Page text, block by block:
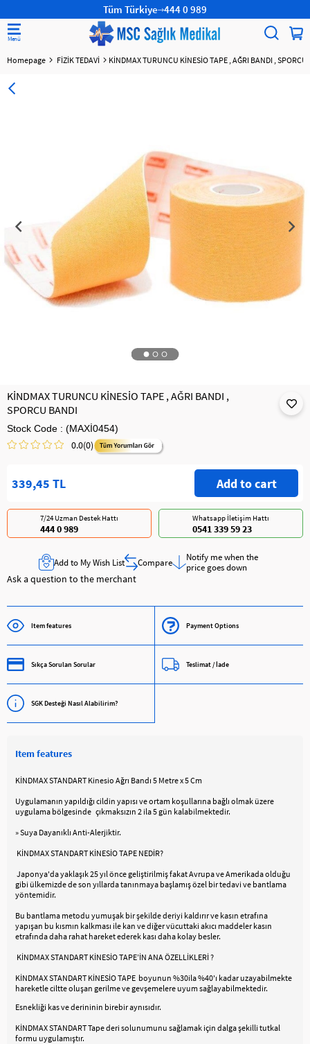
Tüm Türkiye 444 0 989
Homepage FİZİK TEDAVİ KİNDMAX TURUNCU KİNESİO TAPE , AĞRI BANDI , SPORCU
KİNDMAX TURUNCU KİNESİO TAPE , AĞRI BANDI ,
SPORCU BANDI
Stock Code (MAXİ0454)
0.0(0)
339,45 TL
Whatsapp İletişim Hattı
0541 339 59 23
7/24 Uzman Destek Hattı
444 0 989
Add to My Wish List Compare
Notify me when the
price goes down
Ask a question to the merchant
Item features Payment Options
Sıkça Sorulan Sorular Teslimat / İade
SGK Desteği Nasıl Alabilirim?
Item features
KİNDMAX STANDART Kinesio Ağrı Bandı 5 Metre x 5 Cm
Uygulamanın yapıldığı cildin yapısı ve ortam koşullarına bağlı olmak üzere
uygulama bölgesinde çıkmaksızın 2 ila 5 gün kalabilmektedir.
» Suya Dayanıklı Anti-Alerjiktir.
KİNDMAX STANDART KİNESİO TAPE NEDİR?
Japonya'da yaklaşık 25 yıl önce geliştirilmiş fakat Avrupa ve Amerikada olduğu
gibi ülkemizde de son yıllarda tanınmaya başlamış özel bir tedavi ve bantlama
yöntemidir.
Bu bantlama metodu yumuşak bir şekilde deriyi kaldırır ve kasın etrafına
yapışan bu kısmın kalkması ile kan ve diğer vücuttaki akıcı maddeler kasın
etrafında daha rahat hareket ederek kası daha kolay besler.
KİNDMAX STANDART KİNESİO TAPE’İN ANA ÖZELLİKLERİ ?
KİNDMAX STANDART KİNESİO TAPE boyunun %30ila %40'ı kadar uzayabilmekte
hareketle ciltte oluşan gerilme ve gevşemelere uyum sağlayabilmektedir.
Esnekliği kas ve derininin birebir aynısıdır.
KİNDMAX STANDART Tape deri solunumunu sağlamak için dalga şekilli tutkal
formu uygulamıştır.